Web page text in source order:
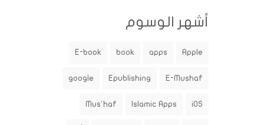
أشهر الوسوم
Apple
apps
book
E-book
E-Mushaf
Epublishing
google
iOS
Islamic Apps
Mus'haf